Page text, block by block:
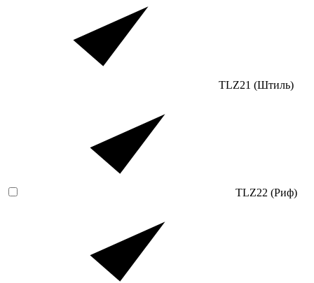
TLZ21 (Штиль)
TLZ22 (Риф)